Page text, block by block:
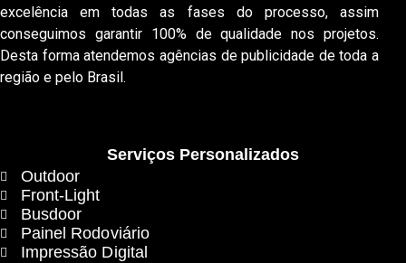
excelência em todas as fases do processo, assim
conseguimos garantir 100% de qualidade nos projetos.
Desta forma atendemos agências de publicidade de toda a
região e pelo Brasil.
Serviços Personalizados
Outdoor
Front-Light
Busdoor
Painel Rodoviário
Impressão Digital